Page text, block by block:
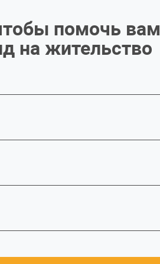
помочь вам
на жительство